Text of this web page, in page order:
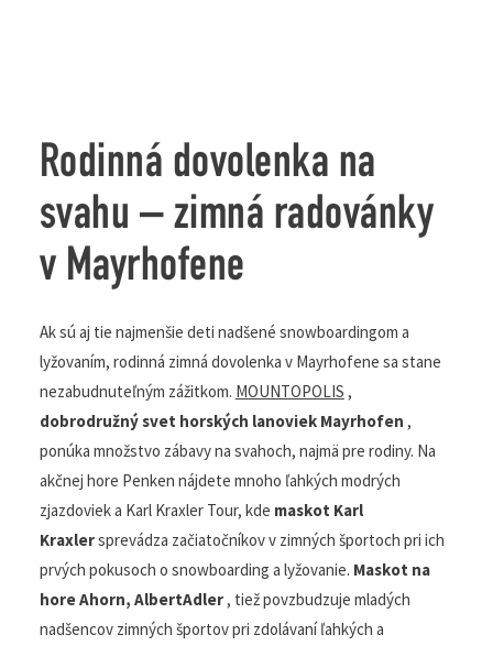
Rodinná dovolenka na
svahu – zimná radovánky
v Mayrhofene
Ak sú aj tie najmenšie deti nadšené snowboardingom a
lyžovaním, rodinná zimná dovolenka v Mayrhofene sa
stane nezabudnuteľným zážitkom.MOUNTOPOLIS
dobrodružný svet horských lanoviek Mayrhofen,
ponúka množstvo zábavy na svahoch, najmä pre rodiny.
Na akčnej hore Penken nájdete mnoho ľahkých modrých
zjazdoviek a Karl Kraxler Tour, kdemaskot Karl
Kraxlersprevádza začiatočníkov v zimných športoch pri
ich prvých pokusoch o snowboarding a lyžovanie.
Maskot na hore Ahorn, AlbertAdler, tiež povzbudzuje